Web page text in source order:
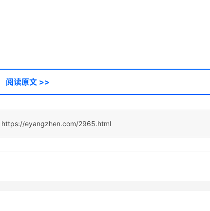
阅读原文 >>
https://eyangzhen.com/2965.html